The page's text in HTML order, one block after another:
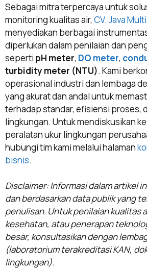
Sebagai mitra terpercaya untuk
monitoring kualitas air, CV. Java
menyediakan berbagai
diperlukan dalam penilaian dan
seperti pH meter, DO meter,
turbidity meter (NTU). Kami
operasional industri dan lembaga
yang akurat dan andal untuk
terhadap standar, efisiensi proses,
lingkungan. Untuk mendiskusikan
peralatan ukur lingkungan
hubungi tim kami melalui halaman
bisnis.
Disclaimer: Informasi dalam artikel
dan berdasarkan data publik yang
penulisan. Untuk penilaian kualitas
kesehatan, atau penerapan
besar, konsultasikan dengan
(laboratorium terakreditasi KAN,
lingkungan).